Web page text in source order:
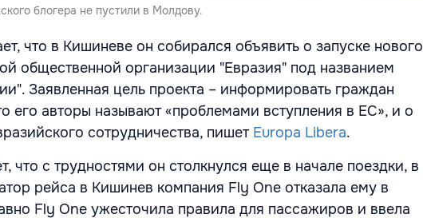
блогера не пустили в Молдову.
что в Кишиневе он собирался объявить о запуске нового
общественной организации "Евразия" под названием
Заявленная цель проекта – информировать граждан
его авторы называют «проблемами вступления в ЕС», и о
сотрудничества, пишет Europa Libera.
что с трудностями он столкнулся еще в начале поездки, в
рейса в Кишинев компания Fly One отказала ему в
Fly One ужесточила правила для пассажиров и ввела